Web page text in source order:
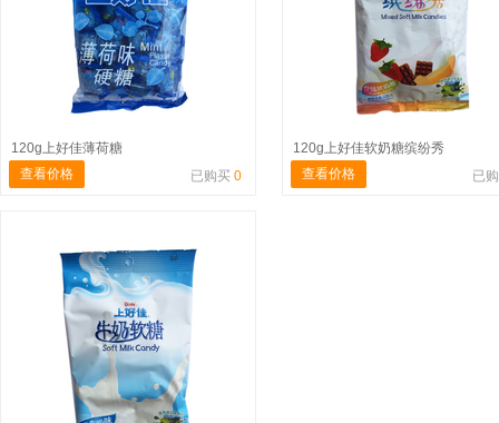
120g上好佳薄荷糖
查看价格
已购买 0
120g上好佳软奶糖缤纷秀
查看价格
已